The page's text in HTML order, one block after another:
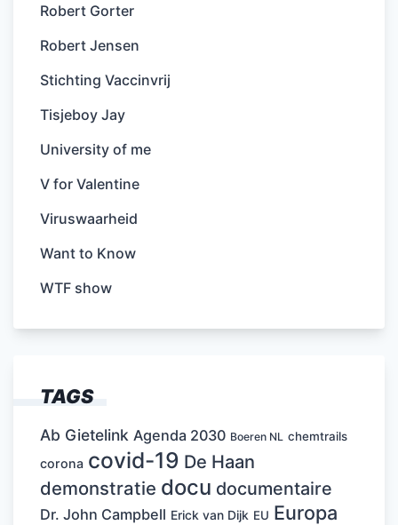
Robert Gorter
Robert Jensen
Stichting Vaccinvrij
Tisjeboy Jay
University of me
V for Valentine
Viruswaarheid
Want to Know
WTF show
TAGS
Ab Gietelink Agenda 2030 Boeren NL chemtrails
corona covid-19 De Haan
demonstratie docu documentaire
Dr. John Campbell Erick van Dijk EU Europa